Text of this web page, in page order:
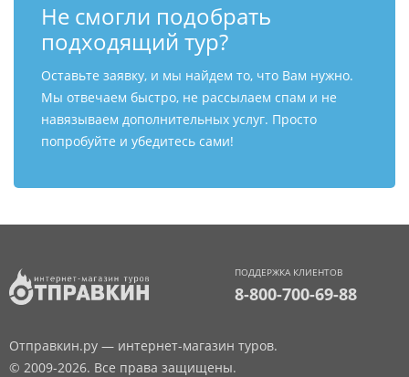
Не смогли подобрать
подходящий тур?
Оставьте заявку, и мы найдем то, что Вам нужно.
Мы отвечаем быстро, не рассылаем спам и не
навязываем дополнительных услуг. Просто
попробуйте и убедитесь сами!
ПОДДЕРЖКА КЛИЕНТОВ
8-800-700-69-88
Отправкин.ру — интернет-магазин туров.
© 2009-2026. Все права защищены.